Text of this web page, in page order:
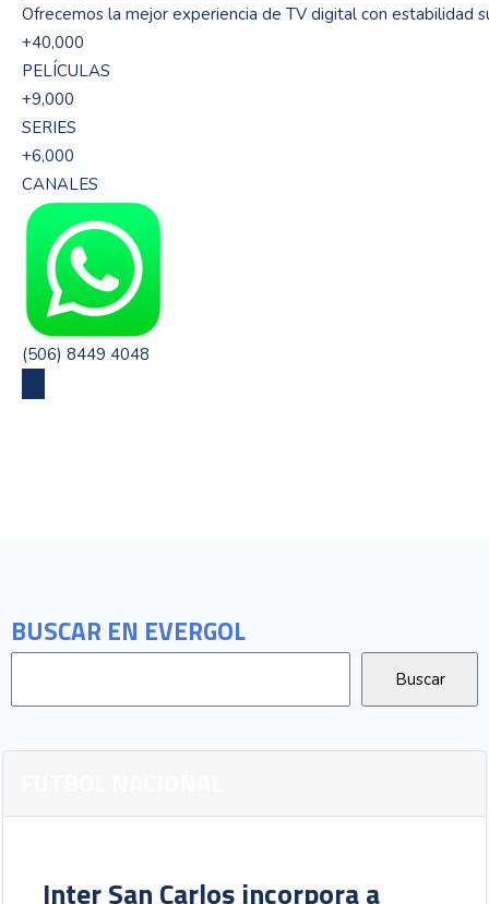
BUSCAR EN EVERGOL
Inter San Carlos incorpora a
Ofrecemos la mejor experiencia de TV digital con estabilidad
+40,000
PELÍCULAS
+9,000
SERIES
+6,000
CANALES
(506) 8449 4048